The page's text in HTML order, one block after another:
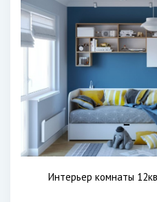
Интерьер комнаты